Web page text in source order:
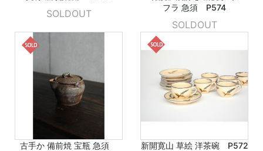
SOLDOUT
フラ 急須 P574
SOLDOUT
古手か 備前焼 宝瓶 急須
新開寛山 草絵 洋茶碗 P572